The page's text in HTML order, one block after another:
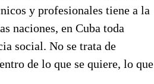
y profesionales tiene a la
naciones, en Cuba toda
social. No se trata de
de lo que se quiere, lo que